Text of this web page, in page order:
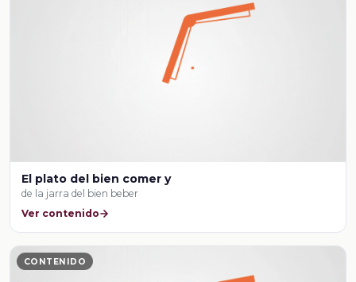
El plato del bien comer y
de la jarra del bien beber
Ver contenido
CONTENIDO